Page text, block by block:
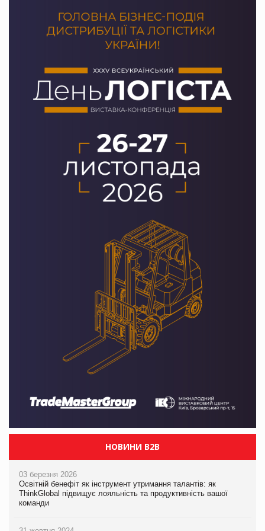
НОВИНИ B2B
03 березня 2026
Освітній бенефіт як інструмент утримання талантів: як
ThinkGlobal підвищує лояльність та продуктивність вашої
команди